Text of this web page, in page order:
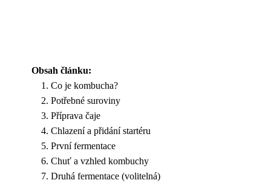
Obsah článku:
Co je kombucha?
Potřebné suroviny
Příprava čaje
Chlazení a přidání startéru
První fermentace
Chuť a vzhled kombuchy
Druhá fermentace (volitelná)